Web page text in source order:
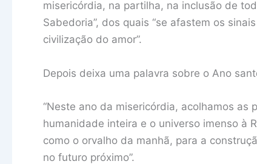
misericórdia, na partilha, na inclusão de
Sabedoria”, dos quais “se afastem os
civilização do amor”.
Depois deixa uma palavra sobre o Ano
“Neste ano da misericórdia, acolhamos as
humanidade inteira e o universo imenso à
como o orvalho da manhã, para a
no futuro próximo”.